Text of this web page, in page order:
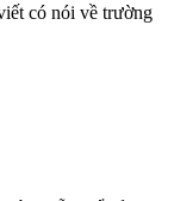
có nói về trường